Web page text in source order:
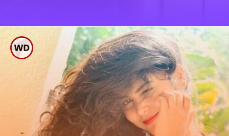
ಬಾಯ್ ಫ್ರೆಂಡ್ ಬಗ್ಗೆ
ಬಾಯ್ಬಿಟ್ಟ ‘ಕಮಲಿ’